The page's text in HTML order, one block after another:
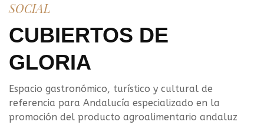
SOCIAL
CUBIERTOS DE
GLORIA
Espacio gastronómico, turístico y cultural de
referencia para Andalucía especializado en la
promoción del producto agroalimentario andaluz